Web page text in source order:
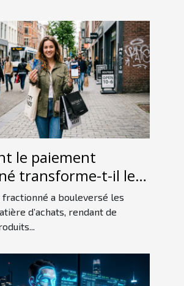
le paiement
transforme-t-il les
de consommation ?
fractionné a bouleversé les
d’achats, rendant de